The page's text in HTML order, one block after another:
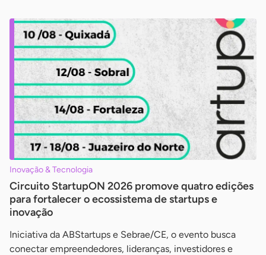
Inovação & Tecnologia
Circuito StartupON 2026 promove quatro edições
para fortalecer o ecossistema de startups e
inovação
Iniciativa da ABStartups e Sebrae/CE, o evento busca
conectar empreendedores, lideranças, investidores e